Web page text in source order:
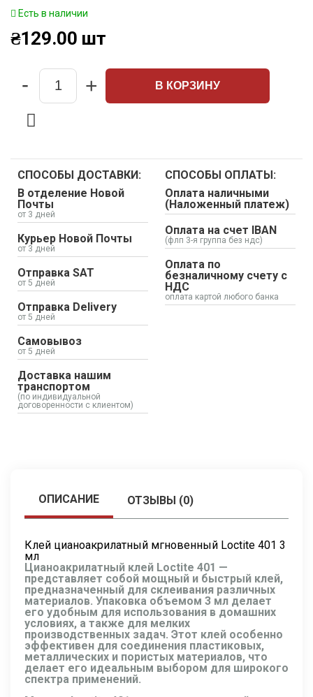
Есть в наличии
₴129.00 шт
Quantity
- + В КОРЗИНУ
СПОСОБЫ ДОСТАВКИ:
В отделение Новой
Почты
от 3 дней
Курьер Новой Почты
от 3 дней
Отправка SAT
от 5 дней
Отправка Delivery
от 5 дней
Самовывоз
от 5 дней
Доставка нашим
транспортом
(по индивидуальной
договоренности с клиентом)
СПОСОБЫ ОПЛАТЫ:
Оплата наличными
(Наложенный платеж)
Оплата на счет IBAN
(флп 3-я группа без ндс)
Оплата по
безналичному счету с
НДС
оплата картой любого банка
ОПИСАНИЕ ОТЗЫВЫ (0)
Клей цианоакрилатный мгновенный Loctite 401 3
мл
Цианоакрилатный клей Loctite 401 —
представляет собой мощный и быстрый клей,
предназначенный для склеивания различных
материалов. Упаковка объемом 3 мл делает
его удобным для использования в домашних
условиях, а также для мелких
производственных задач. Этот клей особенно
эффективен для соединения пластиковых,
металлических и пористых материалов, что
делает его идеальным выбором для широкого
спектра применений.